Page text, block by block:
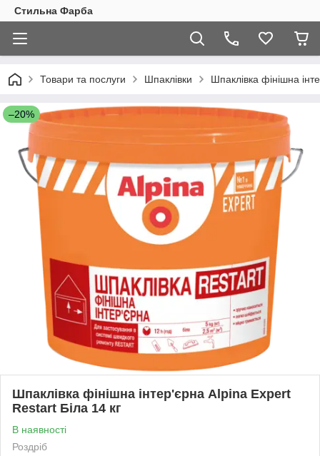
Стильна Фарба
Товари та послуги Шпаклівки Шпаклівка фінішна
–20%
Шпаклівка фінішна інтер'єрна Alpina Expert
Restart Біла 14 кг
В наявності
Роздріб